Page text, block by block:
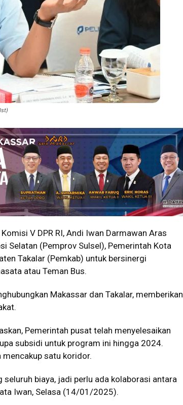
V DPR RI, Andi Iwan Darmawan Aras
Selatan (Pemprov Sulsel), Pemerintah Kota
Takalar (Pemkab) untuk bersinergi
atau Teman Bus.
Makassar dan Takalar, memberikan
Pemerintah pusat telah menyelesaikan
subsidi untuk program ini hingga 2024.
mencakup satu koridor.
biaya, jadi perlu ada kolaborasi antara
Iwan, Selasa (14/01/2025).